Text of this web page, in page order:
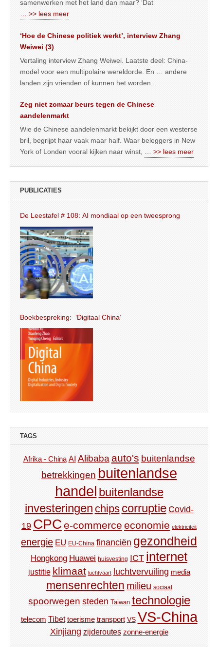
samenwerken met het land dan maar? ‘Dat
… >> lees meer
‘Hoe de Chinese politiek werkt’, interview Zhang
Weiwei (3)
Vertaling interview Zhang Weiwei. Laatste deel: China-
model voor een multipolaire wereldorde. En … andere
landen zijn vrienden of kunnen het worden.
Zeg niet zomaar beurs tegen de Chinese
aandelenmarkt
Wie de Chinese aandelenmarkt bekijkt door een westerse
bril, begrijpt haar vaak maar half. Waar beleggers in New
York of Londen vooral kijken naar winst,
… >> lees meer
PUBLICATIES
De Leestafel # 108: AI mondiaal op een tweesprong
Boekbespreking: ‘Digitaal China’
TAGS
Afrika - China AI Alibaba auto's buitenlandse
betrekkingen buitenlandse
handel buitenlandse
investeringen chips corruptie Covid-
19 CPC e-commerce economie elektriciteit
energie EU EU-China financiën gezondheid
Hongkong Huawei huisvesting ICT internet
justitie klimaat luchtvaart luchtvervuiling media
mensenrechten milieu sociaal
spoorwegen steden Taiwan technologie
telecom Tibet toerisme transport VS VS-China
Xinjiang zijderoutes zonne-energie